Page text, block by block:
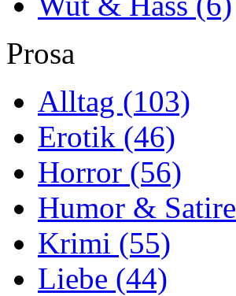
Prosa
Alltag (103)
Erotik (46)
Horror (56)
Humor & Satire
Krimi (55)
Liebe (44)